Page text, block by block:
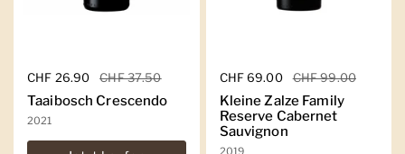
Regulärer Preis
CHF 26.90 Sale-Preis
CHF 37.50
Taaibosch Crescendo
2021
Regulärer Preis
CHF 69.00 Sale-Preis
CHF 99.00
Kleine Zalze Family
Reserve Cabernet
Sauvignon